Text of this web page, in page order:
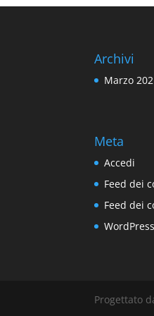
Archivi
Marzo
Meta
Accedi
Feed dei
Feed dei
Progettato